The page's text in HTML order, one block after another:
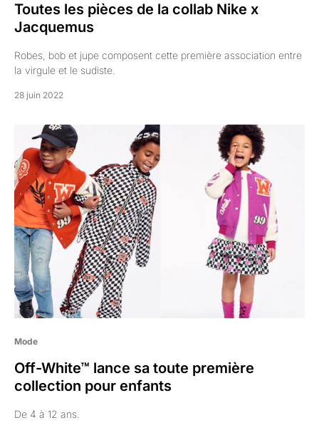
Toutes les pièces de la collab Nike x
Jacquemus
Robes, bob et jupe composent cette première association entre
la virgule et le sudiste.
28 juin 2022
Mode
Off-White™ lance sa toute première
collection pour enfants
De 4 à 12 ans.